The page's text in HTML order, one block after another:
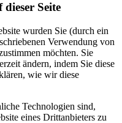
Seite
wurden Sie (durch ein
Verwendung von
möchten. Sie
ändern, indem Sie diese
wie wir diese
Technologien sind,
eines Drittanbieters zu